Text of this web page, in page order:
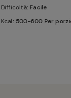
Difficoltà: Facile
Kcal: 500-600 Per